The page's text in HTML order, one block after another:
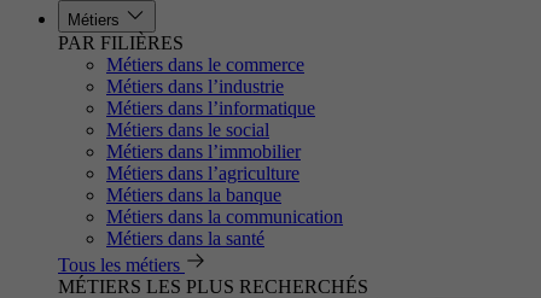
Métiers
PAR FILIÈRES
Métiers dans le commerce
Métiers dans l’industrie
Métiers dans l’informatique
Métiers dans le social
Métiers dans l’immobilier
Métiers dans l’agriculture
Métiers dans la banque
Métiers dans la communication
Métiers dans la santé
Tous les métiers
MÉTIERS LES PLUS RECHERCHÉS